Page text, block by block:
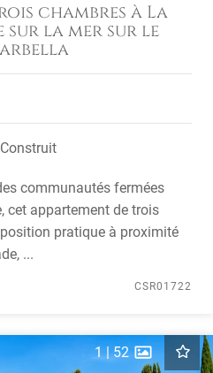
chambres à La
sur la mer sur le
communautés fermées
cet appartement de trois
pratique à proximité
...
CSR01722
1|52